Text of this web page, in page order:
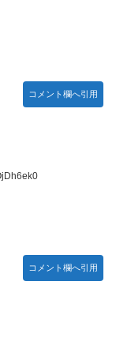
日本を知ってし
失望する事態に
：秋山さんの逆
またへんないき
ドル、息子の「自
の普通のテレビ
話題に
希（2026.8.9）
府に2-0快勝で5年
コメント欄へ引用
コメント欄へ引用